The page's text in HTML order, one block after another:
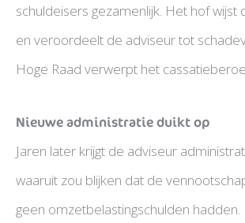
schuldeisers gezamenlijk. Het hof wijst
en veroordeelt de adviseur tot
Hoge Raad verwerpt het
Nieuwe administratie duikt op
Jaren later krijgt de adviseur
waaruit zou blijken dat de
geen omzetbelastingschulden